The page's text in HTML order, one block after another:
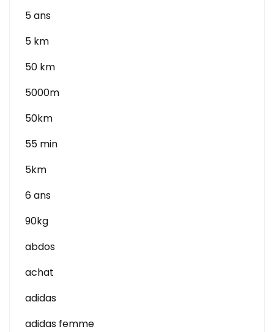
5 ans
5 km
50 km
5000m
50km
55 min
5km
6 ans
90kg
abdos
achat
adidas
adidas femme